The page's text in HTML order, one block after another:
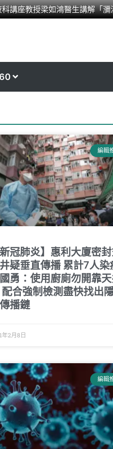
講座教授梁如鴻醫生講解「
編輯
新冠肺炎】惠利大廈密
疑垂直傳播 累計7人染
勇：使用廚廁勿開靠
配合強制檢測盡快找出
播鏈
年2月8日
編輯